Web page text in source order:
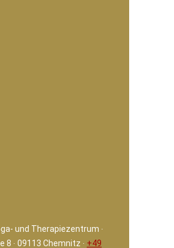
und Therapiezentrum ∙
∙ 09113 Chemnitz ∙ +49